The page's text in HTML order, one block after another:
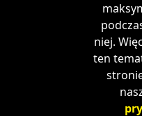
91 43 49 100
Rejestracja
91 43 49 200
niej.
ten